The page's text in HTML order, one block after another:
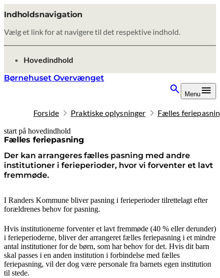
Indholdsnavigation
Vælg et link for at navigere til det respektive indhold.
gå til
Hovedindhold
Børnehuset Overvænget
Menu
Forside Praktiske oplysninger Fælles
start på hovedindhold
Fælles feriepasning
Der kan arrangeres fælles pasning med andre
institutioner i ferieperioder, hvor vi forventer et lavt
fremmøde.
senest opdateret 8. oktober 2025
I Randers Kommune bliver pasning i ferieperioder tilrettelagt efter
forældrenes behov for pasning.
Hvis institutionerne forventer et lavt fremmøde (40 % eller derunder)
i ferieperioderne, bliver der arrangeret fælles feriepasning i et mindre
antal institutioner for de børn, som har behov for det. Hvis dit barn
skal passes i en anden institution i forbindelse med fælles
feriepasning, vil der dog være personale fra barnets egen institution
til stede.